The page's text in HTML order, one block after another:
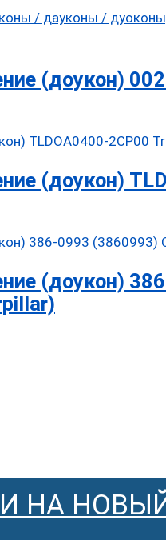
(доукон)
(доукон)
(доукон)
НА